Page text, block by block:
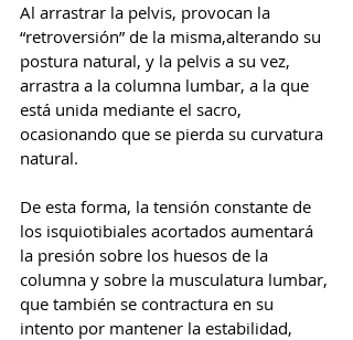
Al arrastrar la pelvis, provocan la
“retroversión” de la misma,alterando su
postura natural, y la pelvis a su vez,
arrastra a la columna lumbar, a la que
está unida mediante el sacro,
ocasionando que se pierda su curvatura
natural.
De esta forma, la tensión constante de
los isquiotibiales acortados aumentará
la presión sobre los huesos de la
columna y sobre la musculatura lumbar,
que también se contractura en su
intento por mantener la estabilidad,